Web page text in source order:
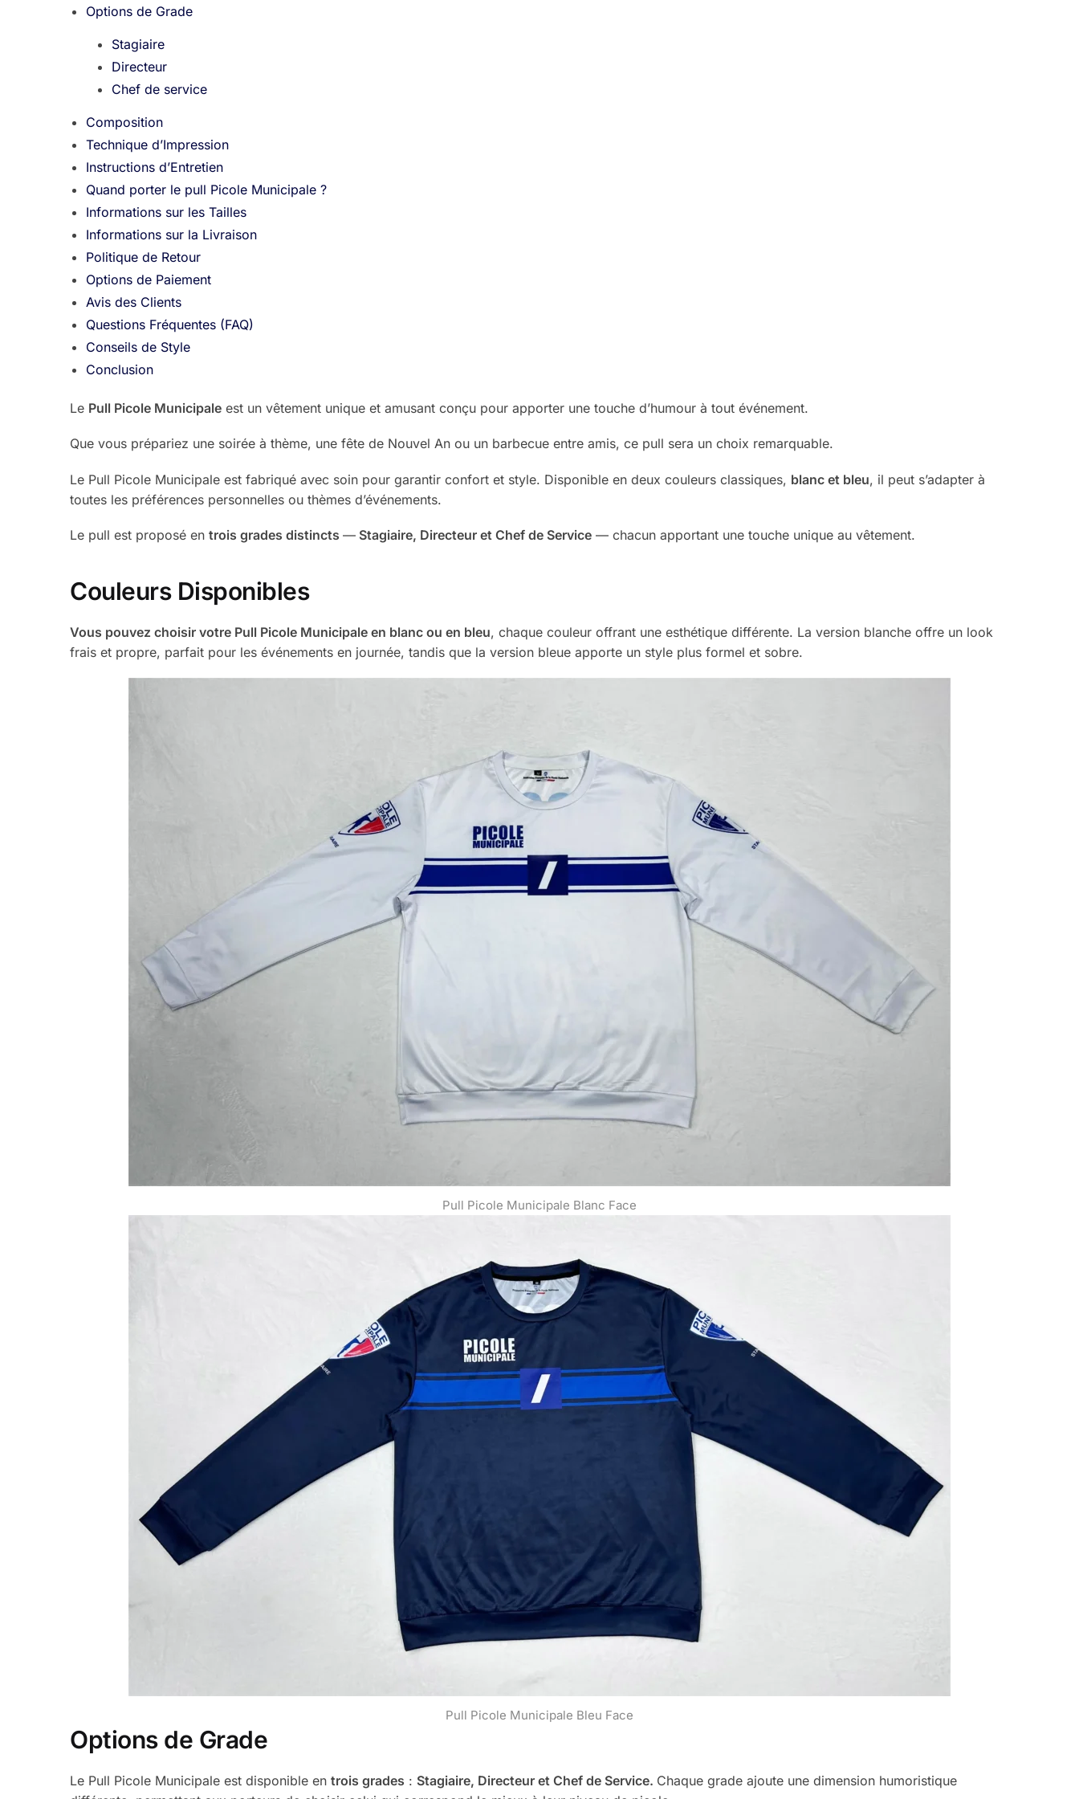
Options de Grade
Stagiaire
Directeur
Chef de service
Composition
Technique d’Impression
Instructions d’Entretien
Quand porter le pull Picole Municipale ?
Informations sur les Tailles
Informations sur la Livraison
Politique de Retour
Options de Paiement
Avis des Clients
Questions Fréquentes (FAQ)
Conseils de Style
Conclusion
Le Pull Picole Municipale est un vêtement unique et amusant conçu pour apporter une touche d’humour à tout événement.
Que vous prépariez une soirée à thème, une fête de Nouvel An ou un barbecue entre amis, ce pull sera un choix remarquable.
Le Pull Picole Municipale est fabriqué avec soin pour garantir confort et style. Disponible en deux couleurs classiques, blanc et bleu, il peut s’adapter à
toutes les préférences personnelles ou thèmes d’événements.
Le pull est proposé entrois grades distincts— Stagiaire, Directeur et Chef de Service — chacun apportant une touche unique au vêtement.
Couleurs Disponibles
Vous pouvez choisir votre Pull Picole Municipale en blanc ou en bleu, chaque couleur offrant une esthétique différente. La version blanche offre un look
frais et propre, parfait pour les événements en journée, tandis que la version bleue apporte un style plus formel et sobre.
Pull Picole Municipale Blanc Face
Pull Picole Municipale Bleu Face
Options de Grade
Le Pull Picole Municipale est disponible entrois grades : Stagiaire, Directeur et Chef de Service. Chaque grade ajoute une dimension humoristique